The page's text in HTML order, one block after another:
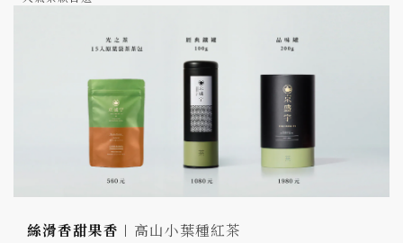
絲滑香甜果香︱ 高山小葉種紅茶